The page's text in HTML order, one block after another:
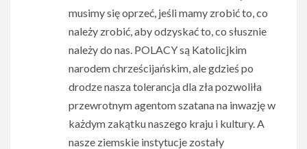
musimy się oprzeć, jeśli mamy zrobić to, co
należy zrobić, aby odzyskać to, co słusznie
należy do nas. POLACY są Katolicjkim
narodem chrześcijańskim, ale gdzieś po
drodze nasza tolerancja dla zła pozwoliła
przewrotnym agentom szatana na inwazję w
każdym zakątku naszego kraju i kultury. A
nasze ziemskie instytucje zostały